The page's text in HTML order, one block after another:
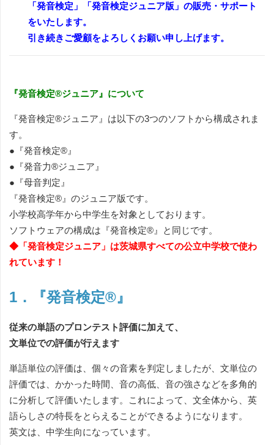
「発音検定」「発音検定ジュニア版」の販売・サポート
をいたします。
引き続きご愛顧をよろしくお願い申し上げます。
『発音検定®ジュニア』について
『発音検定®ジュニア』は以下の3つのソフトから構成されま
す。
●『発音検定®』
●『発音力®ジュニア』
●『母音判定』
『発音検定®』のジュニア版です。
小学校高学年から中学生を対象としております。
ソフトウェアの構成は『発音検定®』と同じです。
◆「発音検定ジュニア」は茨城県すべての公立中学校で使わ
れています！
1．『発音検定®』
従来の単語のプロンテスト評価に加えて、
文単位での評価が行えます
単語単位の評価は、個々の音素を判定しましたが、文単位の
評価では、かかった時間、音の高低、音の強さなどを多角的
に分析して評価いたします。これによって、文全体から、英
語らしさの特長をとらえることができるようになります。
英文は、中学生向になっています。